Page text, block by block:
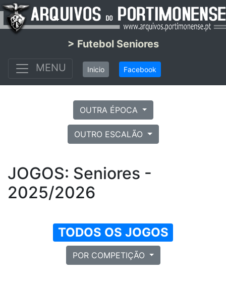
> Futebol Seniores
MENU
Inicio Facebook
OUTRA ÉPOCA
OUTRO ESCALÃO
JOGOS: Seniores -
2025/2026
TODOS OS JOGOS
POR COMPETIÇÃO